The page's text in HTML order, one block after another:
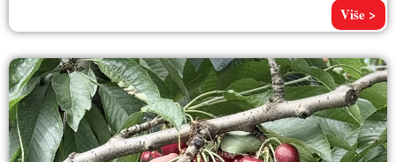
Više >